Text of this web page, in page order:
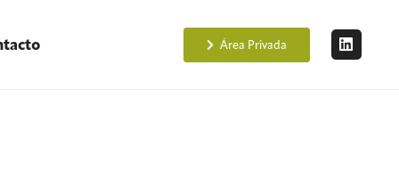
Área Privada